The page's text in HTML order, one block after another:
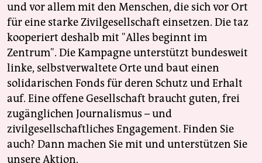
und vor allem mit den Menschen, die sich vor Ort
für eine starke Zivilgesellschaft einsetzen. Die taz
kooperiert deshalb mit "Alles beginnt im
Zentrum". Die Kampagne unterstützt bundesweit
linke, selbstverwaltete Orte und baut einen
solidarischen Fonds für deren Schutz und Erhalt
auf. Eine offene Gesellschaft braucht guten, frei
zugänglichen Journalismus – und
zivilgesellschaftliches Engagement. Finden Sie
auch? Dann machen Sie mit und unterstützen Sie
unsere Aktion.